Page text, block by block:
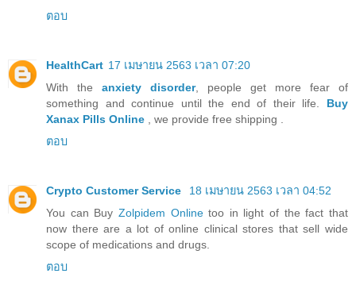
ตอบ
HealthCart 17 เมษายน 2563 เวลา 07:20
With the anxiety disorder, people get more fear of
something and continue until the end of their life. Buy
Xanax Pills Online , we provide free shipping .
ตอบ
Crypto Customer Service
18 เมษายน 2563 เวลา 04:52
You can Buy Zolpidem Onlinetoo in light of the fact that
now there are a lot of online clinical stores that sell wide
scope of medications and drugs.
ตอบ